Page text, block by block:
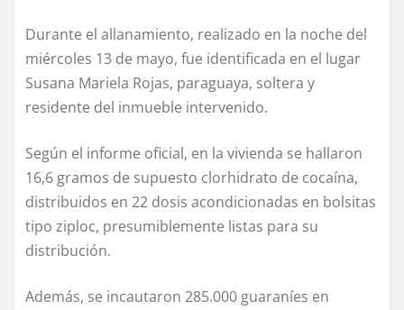
Durante el allanamiento, realizado en la noche del
miércoles 13 de mayo, fue identificada en el lugar
Susana Mariela Rojas, paraguaya, soltera y
residente del inmueble intervenido.
Según el informe oficial, en la vivienda se hallaron
16,6 gramos de supuesto clorhidrato de cocaína,
distribuidos en 22 dosis acondicionadas en bolsitas
tipo ziploc, presumiblemente listas para su
distribución.
Además, se incautaron 285.000 guaraníes en